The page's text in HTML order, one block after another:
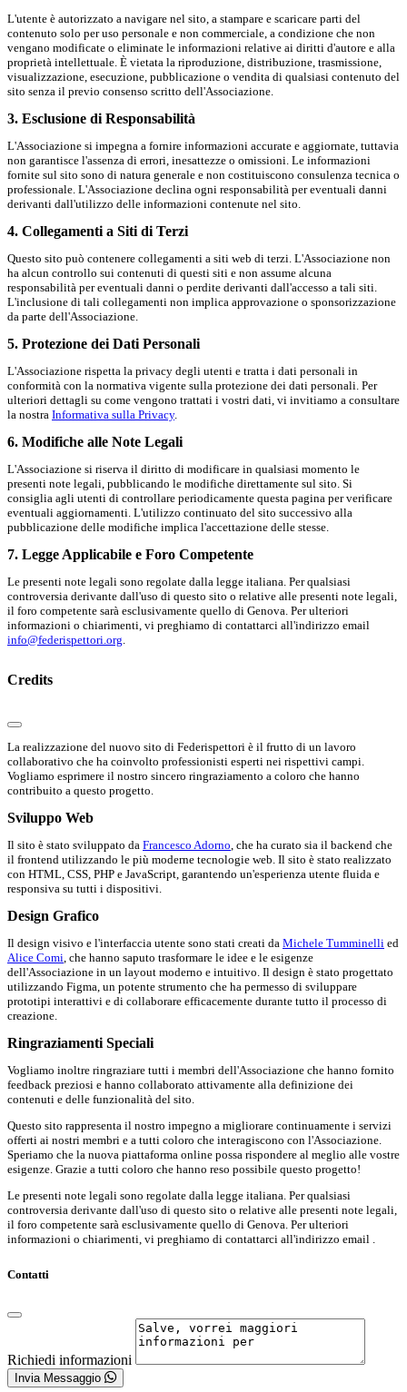
L'utente è autorizzato a navigare nel sito, a stampare e scaricare parti del
contenuto solo per uso personale e non commerciale, a condizione che non
vengano modificate o eliminate le informazioni relative ai diritti d'autore e alla
proprietà intellettuale. È vietata la riproduzione, distribuzione, trasmissione,
visualizzazione, esecuzione, pubblicazione o vendita di qualsiasi contenuto del
sito senza il previo consenso scritto dell'Associazione.
3. Esclusione di Responsabilità
L'Associazione si impegna a fornire informazioni accurate e aggiornate, tuttavia
non garantisce l'assenza di errori, inesattezze o omissioni. Le informazioni
fornite sul sito sono di natura generale e non costituiscono consulenza tecnica o
professionale. L'Associazione declina ogni responsabilità per eventuali danni
derivanti dall'utilizzo delle informazioni contenute nel sito.
4. Collegamenti a Siti di Terzi
Questo sito può contenere collegamenti a siti web di terzi. L'Associazione non
ha alcun controllo sui contenuti di questi siti e non assume alcuna
responsabilità per eventuali danni o perdite derivanti dall'accesso a tali siti.
L'inclusione di tali collegamenti non implica approvazione o sponsorizzazione
da parte dell'Associazione.
5. Protezione dei Dati Personali
L'Associazione rispetta la privacy degli utenti e tratta i dati personali in
conformità con la normativa vigente sulla protezione dei dati personali. Per
ulteriori dettagli su come vengono trattati i vostri dati, vi invitiamo a consultare
la nostra Informativa sulla Privacy.
6. Modifiche alle Note Legali
L'Associazione si riserva il diritto di modificare in qualsiasi momento le
presenti note legali, pubblicando le modifiche direttamente sul sito. Si
consiglia agli utenti di controllare periodicamente questa pagina per verificare
eventuali aggiornamenti. L'utilizzo continuato del sito successivo alla
pubblicazione delle modifiche implica l'accettazione delle stesse.
7. Legge Applicabile e Foro Competente
Le presenti note legali sono regolate dalla legge italiana. Per qualsiasi
controversia derivante dall'uso di questo sito o relative alle presenti note legali,
il foro competente sarà esclusivamente quello di Genova. Per ulteriori
informazioni o chiarimenti, vi preghiamo di contattarci all'indirizzo email
info@federispettori.org
Credits
La realizzazione del nuovo sito di Federispettori è il frutto di un lavoro
collaborativo che ha coinvolto professionisti esperti nei rispettivi campi.
Vogliamo esprimere il nostro sincero ringraziamento a coloro che hanno
contribuito a questo progetto.
Sviluppo Web
Il sito è stato sviluppato da Francesco Adorno, che ha curato sia il backend che
il frontend utilizzando le più moderne tecnologie web. Il sito è stato realizzato
con HTML, CSS, PHP e JavaScript, garantendo un'esperienza utente fluida e
responsiva su tutti i dispositivi.
Design Grafico
Il design visivo e l'interfaccia utente sono stati creati da Michele Tumminelli ed
Alice Comi, che hanno saputo trasformare le idee e le esigenze
dell'Associazione in un layout moderno e intuitivo. Il design è stato progettato
utilizzando Figma, un potente strumento che ha permesso di sviluppare
prototipi interattivi e di collaborare efficacemente durante tutto il processo di
creazione.
Ringraziamenti Speciali
Vogliamo inoltre ringraziare tutti i membri dell'Associazione che hanno fornito
feedback preziosi e hanno collaborato attivamente alla definizione dei
contenuti e delle funzionalità del sito.
Questo sito rappresenta il nostro impegno a migliorare continuamente i servizi
offerti ai nostri membri e a tutti coloro che interagiscono con l'Associazione.
Speriamo che la nuova piattaforma online possa rispondere al meglio alle vostre
esigenze. Grazie a tutti coloro che hanno reso possibile questo progetto!
Le presenti note legali sono regolate dalla legge italiana. Per qualsiasi
controversia derivante dall'uso di questo sito o relative alle presenti note legali,
il foro competente sarà esclusivamente quello di Genova. Per ulteriori
informazioni o chiarimenti, vi preghiamo di contattarci all'indirizzo email .
Contatti
Richiedi informazioni
Invia Messaggio